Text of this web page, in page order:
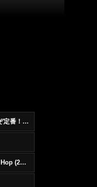
☆STEP1☆これぞ定番！！まずはここから！2000年代R&BフロアヒットBest 100 !!!
Mainstream Hip Hop (2000〜)